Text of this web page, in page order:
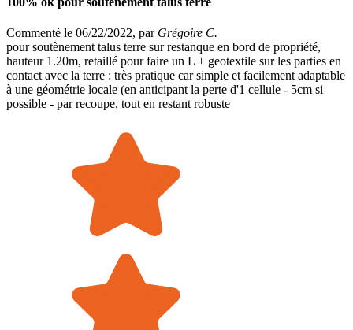
Commenté le 06/22/2022, par Grégoire C.
pour soutènement talus terre sur restanque en bord de propriété,
hauteur 1.20m, retaillé pour faire un L + geotextile sur les parties en
contact avec la terre : très pratique car simple et facilement adaptable
à une géométrie locale (en anticipant la perte d'1 cellule - 5cm si
possible - par recoupe, tout en restant robuste